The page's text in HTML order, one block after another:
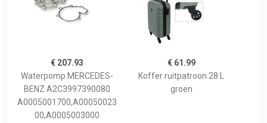
€ 207.93
Waterpomp MERCEDES-
BENZ A2C3997390080
A0005001700,A00050023
00,A0005003000
€ 61.99
Koffer ruitpatroon 28 L
groen